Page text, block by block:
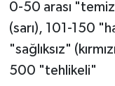
0-50 arası
(sarı), 101-150
"sağlıksız"
500 "tehlikeli"